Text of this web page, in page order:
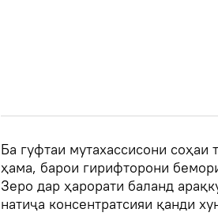
Ба гуфтаи мутахассисони
ҳама, барои гирифторони
Зеро дар ҳарорати баланд
натиҷа консентратсияи қанди